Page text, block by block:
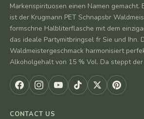
Markenspirituosen einen Namen gemacht.
ist der Krugmann PET Schnapsbr
formschne Halbliterflasche mit dem
das ideale Partymitbringsel fr Sie und Ihn.
Waldmeistergeschmack harmonisiert
Alkoholgehalt von 15 % Vol. Da steppt der
CONTACT US